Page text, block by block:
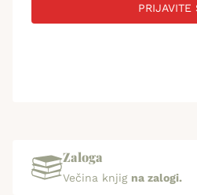
PRIJAVITE
Zaloga
Večina knjig na zalogi.